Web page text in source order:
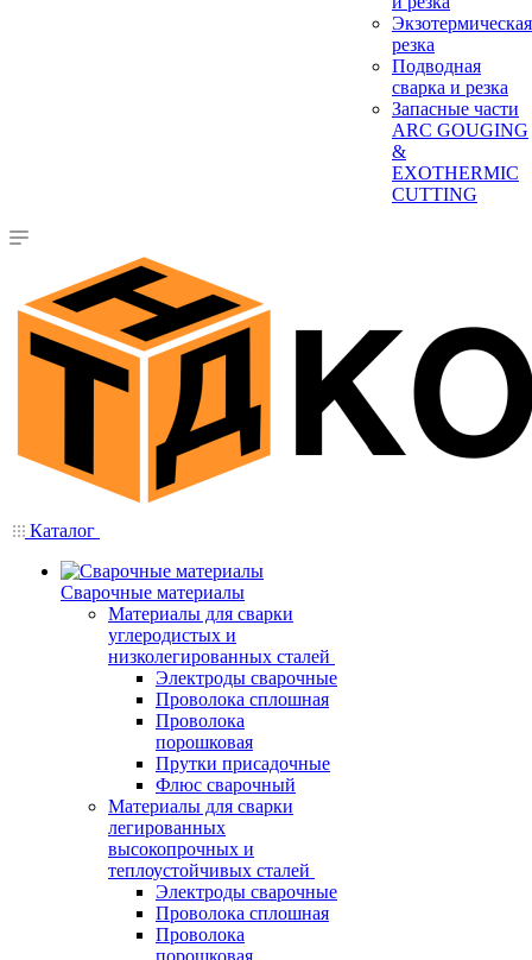
Экзотермическая
резка
Подводная
сварка и резка
Запасные части
ARC GOUGING
&
EXOTHERMIC
CUTTING
Каталог
Сварочные материалы
Материалы для сварки
углеродистых и
низколегированных сталей
Электроды сварочные
Проволока сплошная
Проволока
порошковая
Прутки присадочные
Флюс сварочный
Материалы для сварки
легированных
высокопрочных и
теплоустойчивых сталей
Электроды сварочные
Проволока сплошная
Проволока
порошковая